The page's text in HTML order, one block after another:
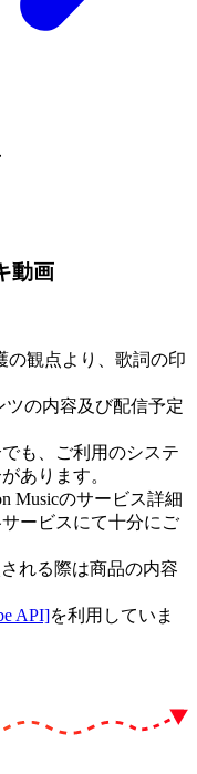
動画
の観点より、歌詞の印
の内容及び配信予定
も、ご利用のシステ
あります。
Musicのサービス詳細
ービスにて十分にご
される際は商品の内容
API]を利用していま